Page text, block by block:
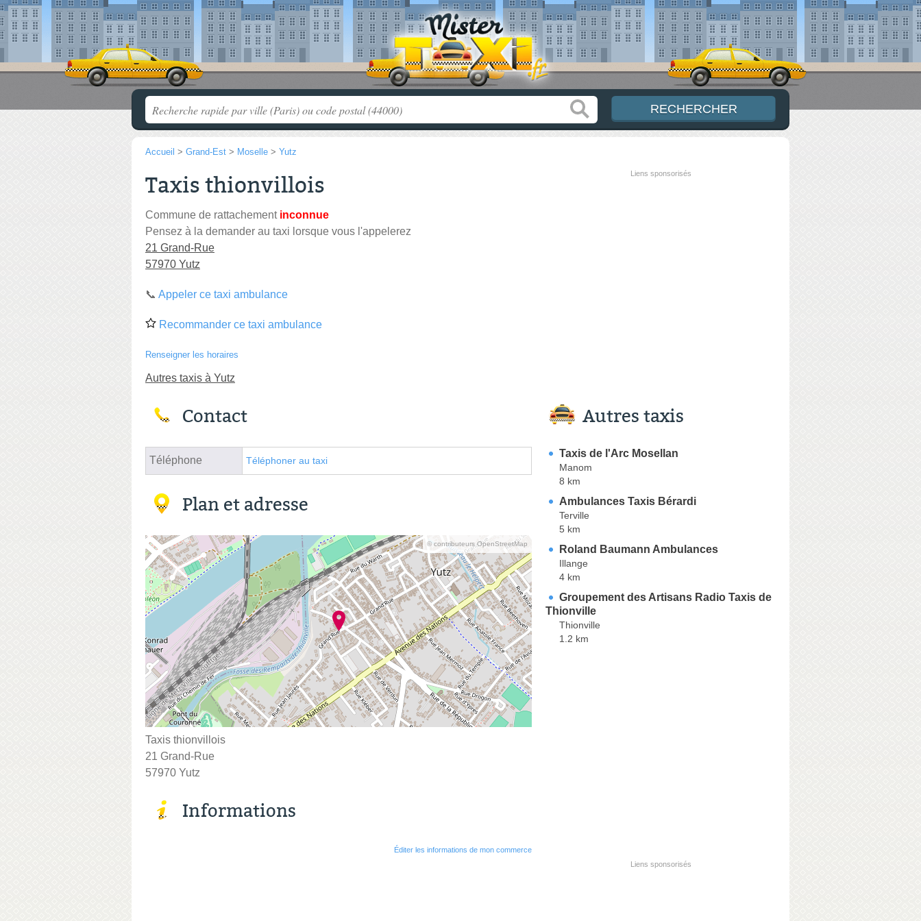
Accueil > Grand-Est > Moselle > Yutz
Taxis thionvillois
Commune de rattachement inconnue
Pensez à la demander au taxi lorsque vous l'appelerez
21 Grand-Rue
57970 Yutz
📞 Appeler ce taxi ambulance
Recommander ce taxi ambulance
Renseigner les horaires
Autres taxis à Yutz
Contact
Téléphone Téléphoner au taxi
Plan et adresse
© contributeurs OpenStreetMap
Taxis thionvillois
21 Grand-Rue
57970 Yutz
Informations
Éditer les informations de mon commerce
Autres taxis
Taxis de l'Arc Mosellan
Manom
8 km
Ambulances Taxis Bérardi
Terville
5 km
Roland Baumann Ambulances
Illange
4 km
Groupement des Artisans Radio Taxis de
Thionville
Thionville
1.2 km